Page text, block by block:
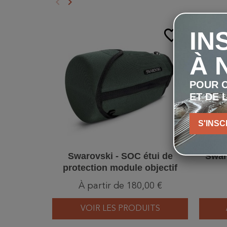
Précédent
Suivant
favorite_border
Swarovski - SOC étui de
protection module objectif
65/85/95/115 mm
À partir de 180,00 €
VOIR LES PRODUITS
À
POUR
ET DE